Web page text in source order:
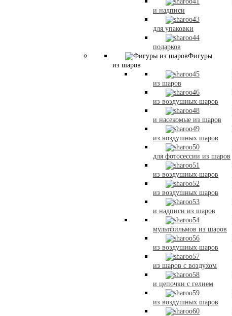
и надписи
для упаковки
подарков
Фигуры
из шаров
из шаров
из воздушных шаров
и насекомые из шаров
из воздушных шаров
для фотосессии из шаров
из воздушных шаров
из воздушных шаров
и надписи из шаров
мультфильмов из шаров
из воздушных шаров
из шаров с воздухом
и цепочки с гелием
из воздушных шаров